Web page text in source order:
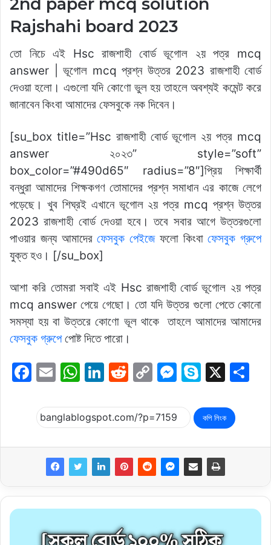
Rajshahi board 2023
তো নিচে এই Hsc রাজশাহী বোর্ড ভূগোল ২য় পত্র mcq
answer | ভূগোল mcq প্রশ্ন উত্তর 2023 রাজশাহী বোর্ড
দেওয়া হলো। এগুলো যদি কোণো ভুল হয় তাহলে অবশ্যই কমেন্ট করে
জানাবেন কিংবা আমাদের ফেসবুকে নক দিবেন।
[su_box title=”Hsc রাজশাহী বোর্ড ভূগোল ২য় পত্র mcq
answer ২০২৩” style=”soft”
box_color=”#490d65″ radius=”8″]প্রিয় শিক্ষার্থী
বন্ধুরা আমাদের শিক্ষকগণ তোমাদের প্রশ্ন সমাধান এর কাজে লেগে
পড়েছে। খুব শিঘ্রই এখানে ভূগোল ২য় পত্র mcq প্রশ্ন উত্তর
2023 রাজশাহী বোর্ড দেওয়া হবে। তবে সবার আগে উত্তরগুলো
পাওয়ার জন্য আমাদেরফেসবুক পেইজেফলো কিংবাফেসবুক গ্রুপে
যুক্ত হও। [/su_box]
আশা করি তোমরা সবাই এই Hsc রাজশাহী বোর্ড ভূগোল ২য় পত্র
mcq answer পেয়ে গেছো। তো যদি উত্তর গুলো পেতে কোনো
সমস্যা হয় বা উত্তরে কোণো ভূল থাকে তাহলে আমাদের আমাদের
ফেসবুক গ্রুপেপোষ্ট দিতে পারো।
F
c
e
b
k
E
ai
l
W
at
s
A
p
Li
k
e
dI
n
R
d
di
t
C
p
y
Li
n
M
s
s
e
n
er
S
y
p
e
X
কপি লিংক